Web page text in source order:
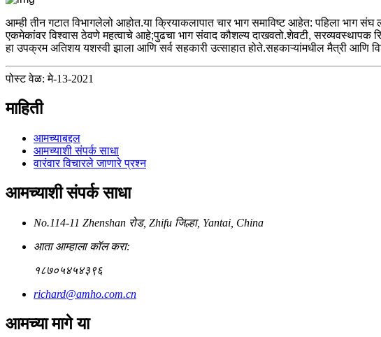
आम्ही तीन गटात विभागलेलो आहोत.या क्रियाकलापात चार भाग समाविष्ट आहेत: पहिला भाग
एकमेकांवर विश्वास ठेवणे महत्वाचे आहे;पुढचा भाग संवाद कौशल्य दाखवतो.शेवटी, सरव्यवस्थापक
हा उपक्रम अतिशय यशस्वी झाला आणि सर्व सहकारी उत्साहात होते.सहकाऱ्यांमधील मैत्री आणि
पोस्ट वेळ: मे-13-2021
माहिती
आमच्याबद्दल
आमच्याशी संपर्क साधा
वारंवार विचारले जाणारे प्रश्न
आमच्याशी संपर्क साधा
No.114-11 Zhenshan रोड, Zhifu जिल्हा, Yantai, China
आता आम्हाला कॉल करा:
१८७०५४५४३९६
richard@amho.com.cn
आमच्या मागे या